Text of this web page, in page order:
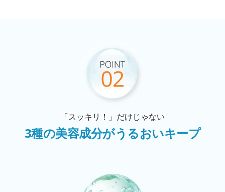
「スッキリ！」だけじゃない
3種の美容成分がうるおいキープ